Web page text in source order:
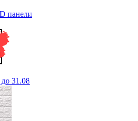
панели
31.08